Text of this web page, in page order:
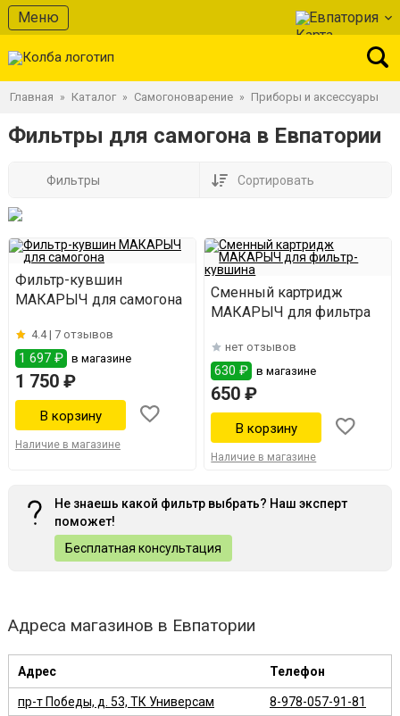
Меню Евпатория
Главная » Каталог » Самогоноварение » Приборы и аксессуары
Фильтры для самогона в Евпатории
Фильтры Сортировать
Фильтр-кувшин
МАКАРЫЧ для самогона
4.4 | 7 отзывов
1 697 ₽ в магазине
1 750 ₽
Наличие в магазине
Сменный картридж
МАКАРЫЧ для фильтра
нет отзывов
630 ₽ в магазине
650 ₽
Наличие в магазине
Не знаешь какой фильтр выбрать? Наш эксперт
поможет!
Бесплатная консультация
Адреса магазинов в Евпатории
Адрес Телефон
пр-т Победы, д. 53, ТК Универсам 8-978-057-91-81